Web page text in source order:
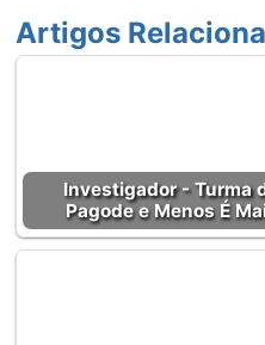
Artigos
Investigador - Turma
Pagode e Menos É